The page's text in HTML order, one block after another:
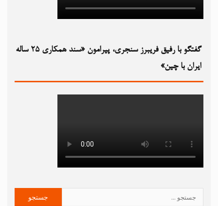
گفتگو با رفیق فریبرز سنجری، پیرامون «سند همکاری ۲۵ ساله
ایران با چین»